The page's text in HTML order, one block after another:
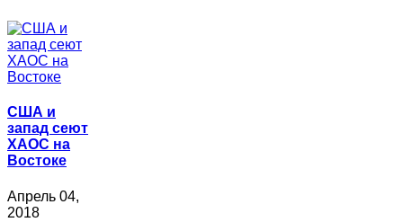
США и
запад сеют
ХАОС на
Востоке
Апрель 04,
2018